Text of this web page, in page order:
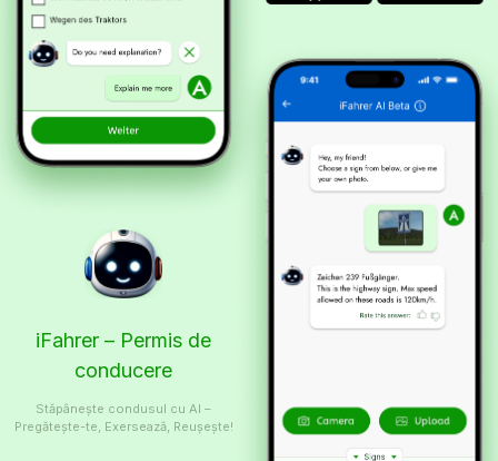
iFahrer – Permis de
conducere
Stăpânește condusul cu AI –
Pregătește-te, Exersează, Reușește!